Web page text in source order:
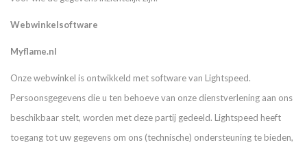
Webwinkelsoftware
Myflame.nl
Onze webwinkel is ontwikkeld met software van Lightspeed.
Persoonsgegevens die u ten behoeve van onze dienstverlening aan ons
beschikbaar stelt, worden met deze partij gedeeld. Lightspeed heeft
toegang tot uw gegevens om ons (technische) ondersteuning te bieden,